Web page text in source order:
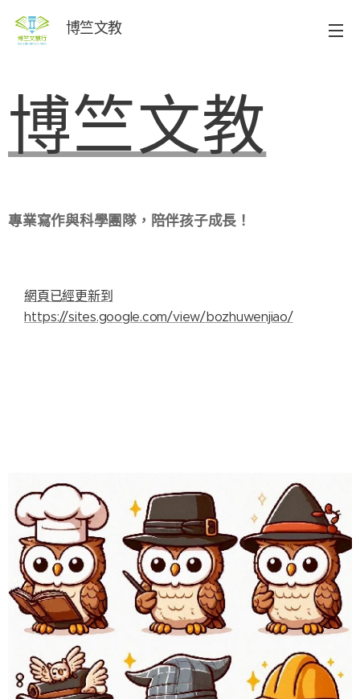
博竺文教
博竺文教
專業寫作與科學團隊，陪伴孩子成長！‍
網頁已經更新到
https://sites.google.com/view/bozhuwenjiao/